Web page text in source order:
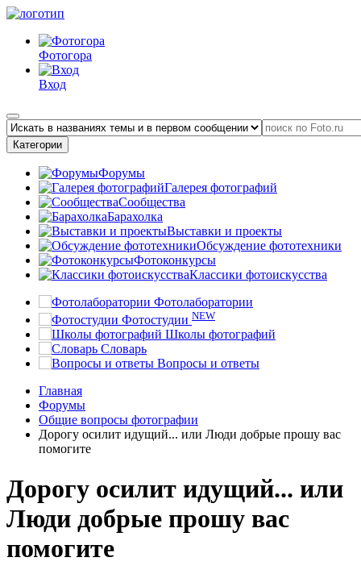
Фотогора
Вход
Категории
Форумы
Галерея фотографий
Сообщества
Барахолка
Выставки и проекты
Обсуждение фототехники
Фотоконкурсы
Классики фотоискусства
Фотолаборатории
Фотостудии NEW
Школы фотографий
Словарь
Вопросы и ответы
Главная
Форумы
Общие вопросы фотографии
Дорогу осилит идущий... или Люди добрые прошу вас
помогите
Дорогу осилит идущий... или
Люди добрые прошу вас
помогите